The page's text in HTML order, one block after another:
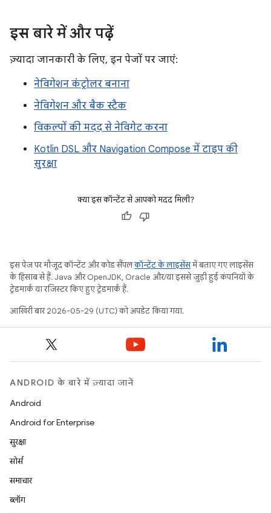
इस बारे में और पढ़ें
ज़्यादा जानकारी के लिए, इन पेजों पर जाएं:
नेविगेशन कंट्रोलर बनाना
नेविगेशन और बैक स्टैक
विकल्पों की मदद से नेविगेट करना
Kotlin DSL और Navigation Compose में टाइप की
सुरक्षा
क्या इस कॉन्टेंट से आपको मदद मिली?
इस पेज पर मौजूद कॉन्टेंट और कोड सैंपलकॉन्टेंट के लाइसेंसमें बताए गए लाइसेंस
के हिसाब से हैं. Java और OpenJDK, Oracle और/या इससे जुड़ी हुई कंपनियों के
ट्रेडमार्क या रजिस्टर किए हुए ट्रेडमार्क हैं.
आखिरी बार 2026-05-29 (UTC) को अपडेट किया गया.
ANDROID के बारे में ज़्यादा जानें
Android
Android for Enterprise
सुरक्षा
सोर्स
समाचार
ब्लॉग